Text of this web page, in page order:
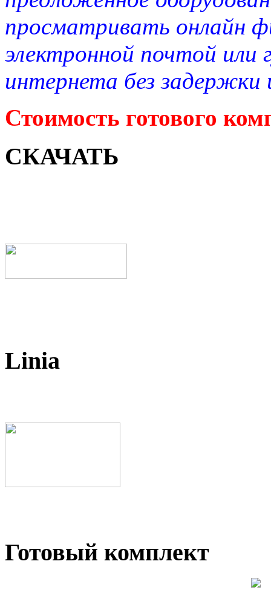
просматривать онлайн
электронной почтой или
интернета без
Стоимость готового
СКАЧАТЬ
Linia
Готовый комплект